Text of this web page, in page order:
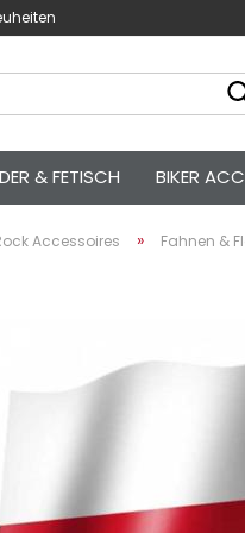
& FETISCH BIKER
Accessoires » Fahnen &